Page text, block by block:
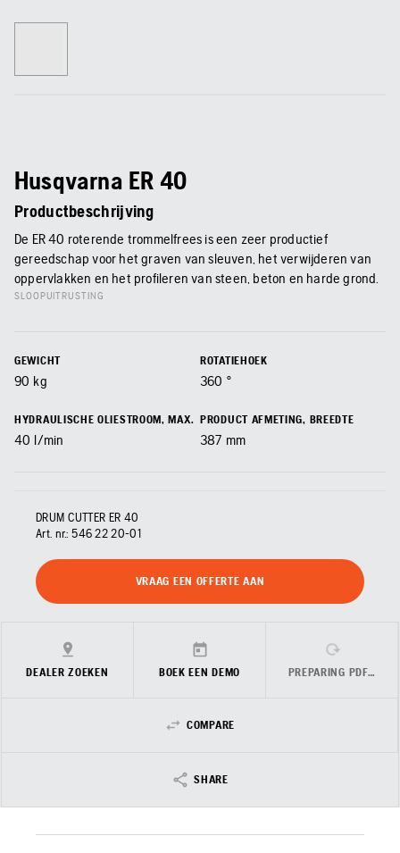
Husqvarna ER 40
Productbeschrijving
De ER 40 roterende trommelfrees is een zeer productief
gereedschap voor het graven van sleuven, het verwijderen van
oppervlakken en het profileren van steen, beton en harde grond.
SLOOPUITRUSTING
GEWICHT
90 kg
ROTATIEHOEK
360 °
HYDRAULISCHE OLIESTROOM, MAX.
40 l/min
PRODUCT AFMETING, BREEDTE
387 mm
DRUM CUTTER ER 40
Art. nr.: 546 22 20‑01
VRAAG EEN OFFERTE AAN
DEALER ZOEKEN BOEK EEN DEMO PREPARING PDF…
COMPARE
SHARE